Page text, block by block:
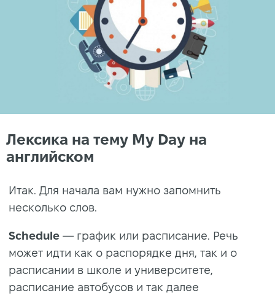
Лексика на тему My Day на
английском
Итак. Для начала вам нужно запомнить
несколько слов.
Schedule — график или расписание. Речь
может идти как о распорядке дня, так и о
расписании в школе и университете,
расписание автобусов и так далее